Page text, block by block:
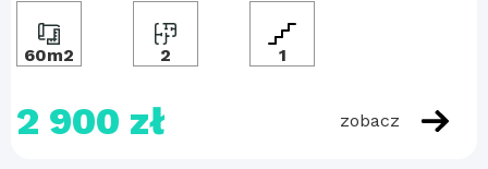
60m2 2 1
2 900 zł zobacz